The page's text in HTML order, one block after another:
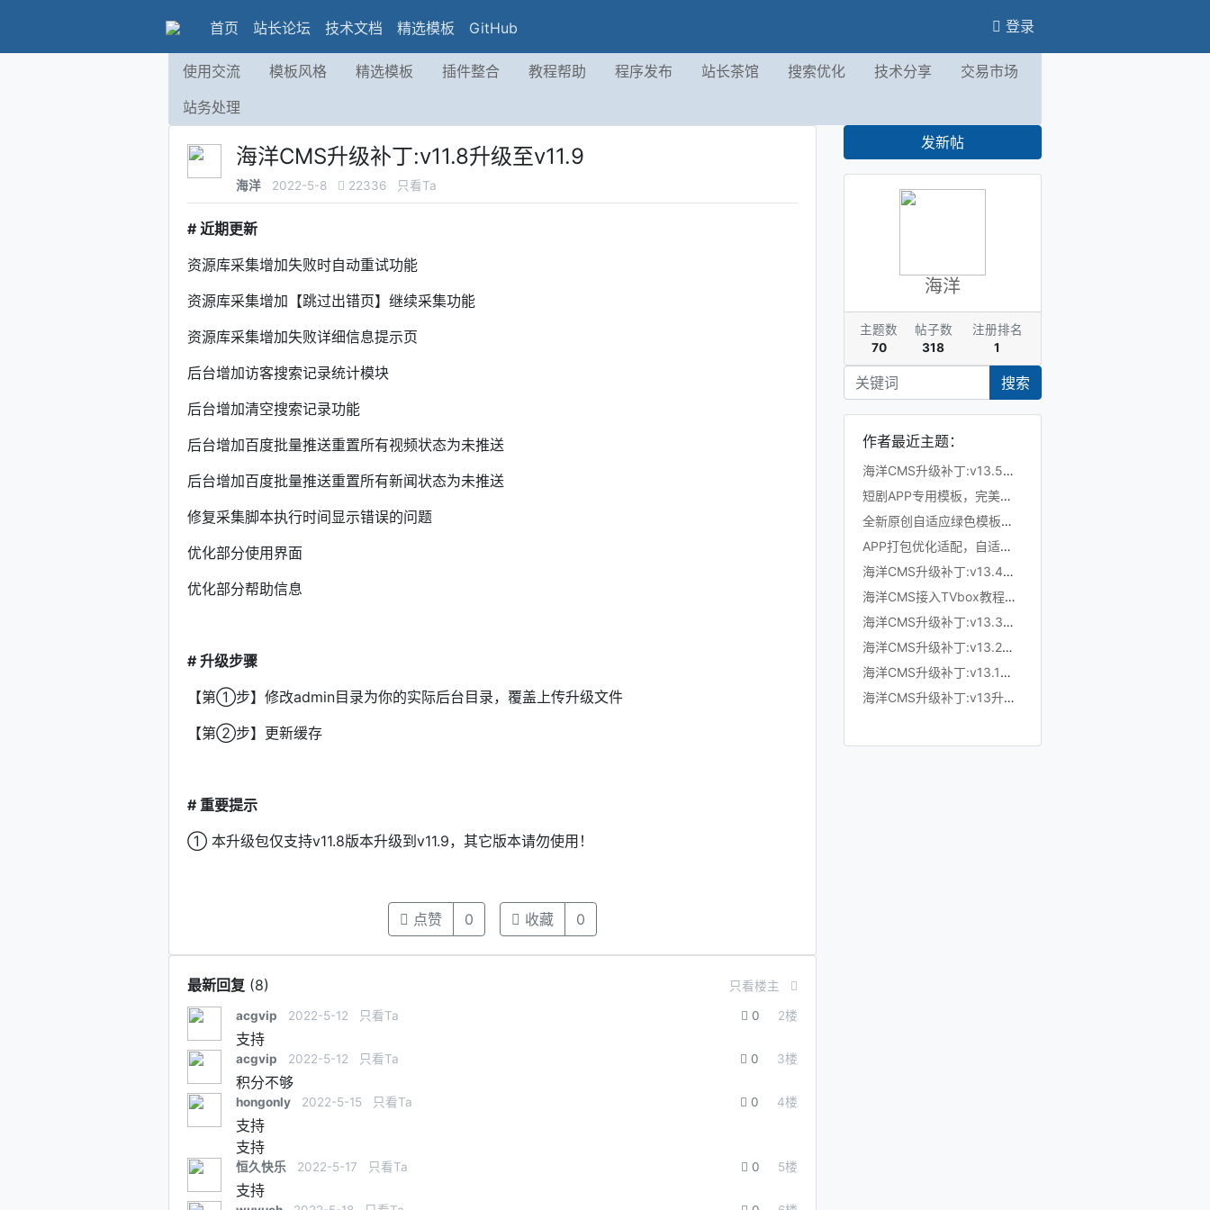
首页 站长论坛 技术文档 精选模板 GitHub 登录
使用交流 模板风格 精选模板 插件整合 教程帮助 程序发布 站长茶馆 搜索优化 技术分享
交易市场
站务处理
海洋CMS升级补丁:v11.8升级至v11.9
海洋 2022-5-8 22336 只看Ta
# 近期更新
资源库采集增加失败时自动重试功能
资源库采集增加【跳过出错页】继续采集功能
资源库采集增加失败详细信息提示页
后台增加访客搜索记录统计模块
后台增加清空搜索记录功能
后台增加百度批量推送重置所有视频状态为未推送
后台增加百度批量推送重置所有新闻状态为未推送
修复采集脚本执行时间显示错误的问题
优化部分使用界面
优化部分帮助信息
# 升级步骤
【第①步】修改admin目录为你的实际后台目录，覆盖上传升级文件
【第②步】更新缓存
# 重要提示
① 本升级包仅支持v11.8版本升级到v11.9，其它版本请勿使用！
点赞 0 收藏 0
最新回复 (8) 只看楼主
acgvip 2022-5-12 只看Ta 0 2楼
支持
acgvip 2022-5-12 只看Ta 0 3楼
积分不够
hongonly 2022-5-15 只看Ta 0 4楼
支持
支持
恒久快乐 2022-5-17 只看Ta 0 5楼
支持
发新帖
海洋
主题数
70
帖子数
318
注册排名
1
搜索
作者最近主题：
海洋CMS升级补丁:v13.5升级至v13.6
短剧APP专用模板，完美仿抖音竖屏短剧模板，滑动上下集，点赞收藏
全新原创自适应绿色模板，200K超小体积，加强版播放记录、搜索历史模块
APP打包优化适配，自适应粉色模板，小体积秒加载，模拟app动画效果，适合X
海洋CMS升级补丁:v13.4升级至v13.5
海洋CMS接入TVbox教程，完美适配TVbox，影视仓，OK影视等软件
海洋CMS升级补丁:v13.3升级至v13.4
海洋CMS升级补丁:v13.2升级至v13.3
海洋CMS升级补丁:v13.1升级至v13.2
海洋CMS升级补丁:v13升级至v13.1